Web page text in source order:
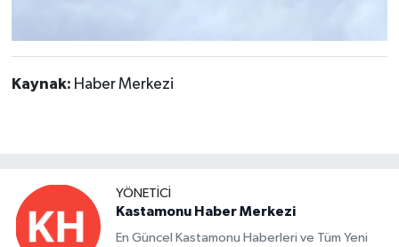
Kaynak: Haber Merkezi
YÖNETICI
Kastamonu Haber Merkezi
En Güncel Kastamonu Haberleri ve Tüm Yeni